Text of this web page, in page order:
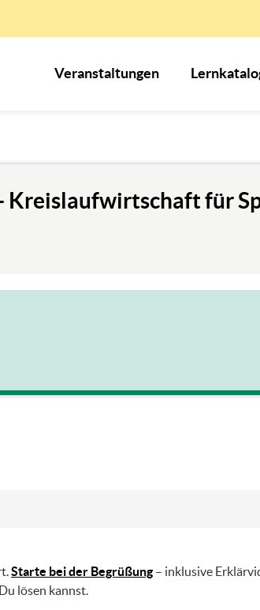
Veranstaltungen
Kreislaufwirtschaft für
Starte bei der Begrüßung– inklusive
lösen kannst.